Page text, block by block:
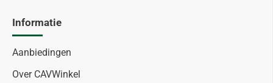
Informatie
Aanbiedingen
Over CAVWinkel